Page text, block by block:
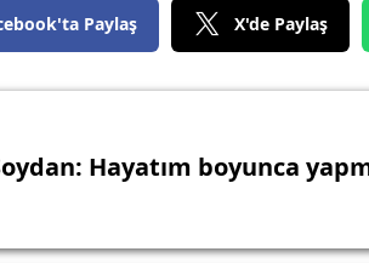
Paylaş X'de Paylaş
Hayatım boyunca